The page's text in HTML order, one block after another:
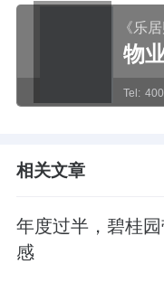
《乐
物
Tel:
相关文章
年度过半，碧桂
感